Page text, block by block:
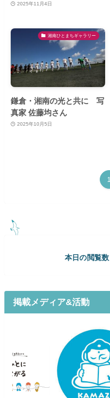
2025年11月4日
湘南ひとまちギャラリー
鎌倉・湘南の光と共に 写
真家 佐藤均さん
2025年10月5日
1
本日の閲覧数
掲載メディア&活動